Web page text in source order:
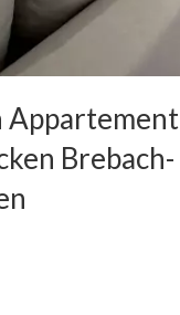
Appartement
Brebach-